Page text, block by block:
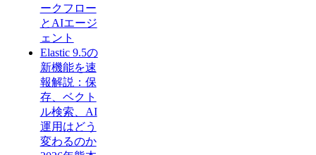
ークフロー
とAIエージ
ェント
Elastic 9.5の
新機能を速
報解説：保
存、ベクト
ル検索、AI
運用はどう
変わるのか